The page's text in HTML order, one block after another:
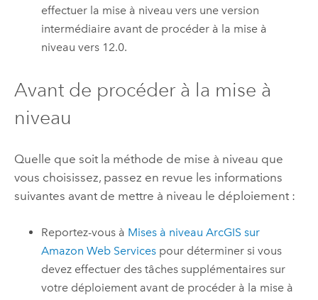
effectuer la mise à niveau vers une version
intermédiaire avant de procéder à la mise à
niveau vers 12.0.
Avant de procéder à la mise à
niveau
Quelle que soit la méthode de mise à niveau que
vous choisissez, passez en revue les informations
suivantes avant de mettre à niveau le déploiement :
Reportez-vous à Mises à niveau ArcGIS sur
Amazon Web Services pour déterminer si vous
devez effectuer des tâches supplémentaires sur
votre déploiement avant de procéder à la mise à